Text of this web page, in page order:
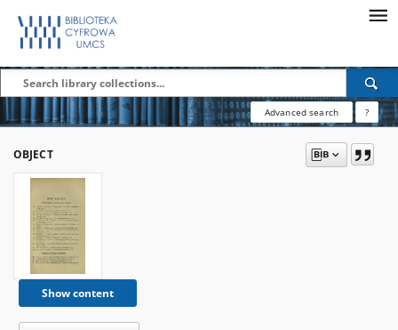
Advanced search ?
OBJECT
Show content